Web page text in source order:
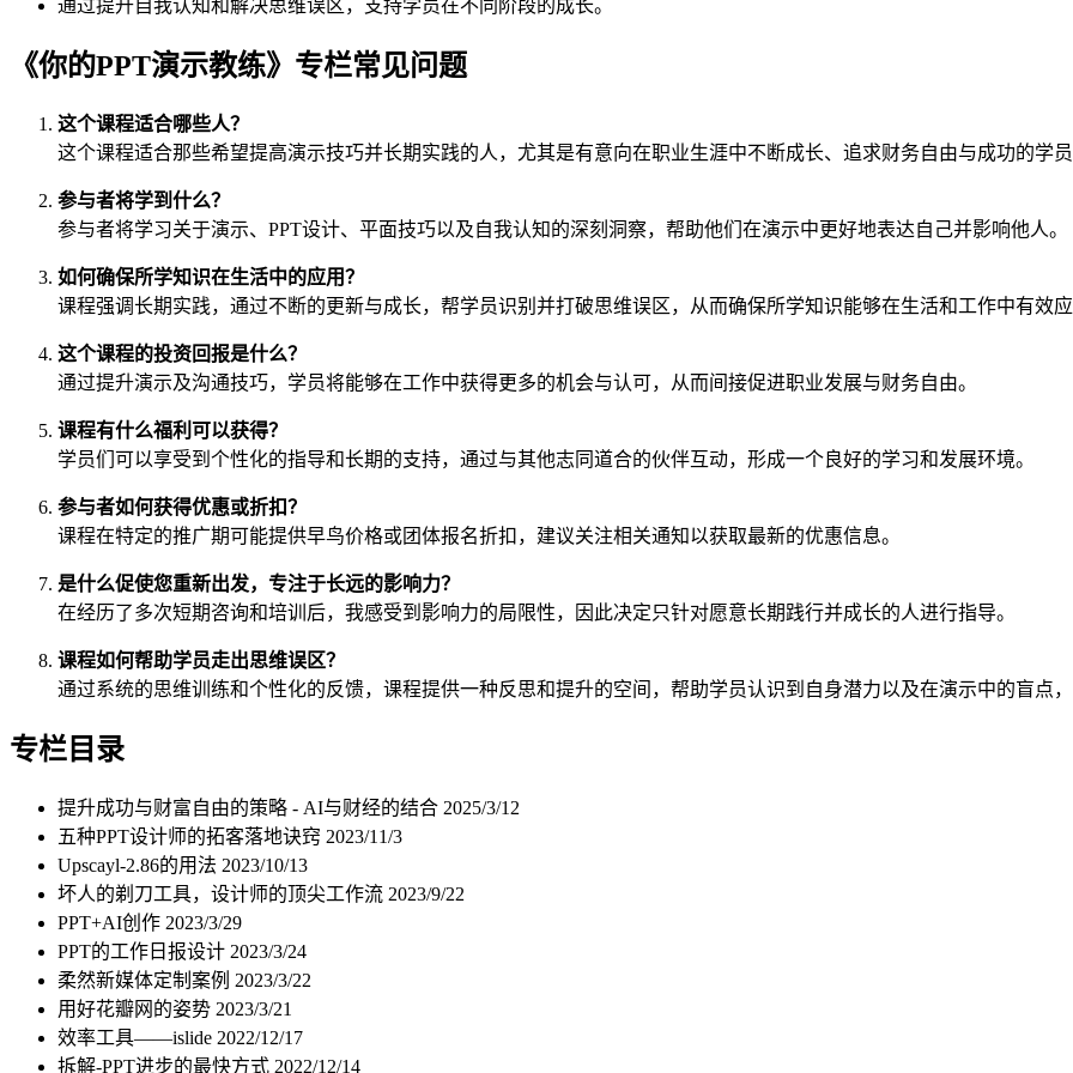
通过提升自我认知和解决思维误区，支持学员在不同阶段的成长。
《你的PPT演示教练》专栏常见问题
这个课程适合哪些人？
这个课程适合那些希望提高演示技巧并长期实践的人，尤其是有意向在职业生涯中不断成长、追求财务自由与成功的学
参与者将学到什么？
参与者将学习关于演示、PPT设计、平面技巧以及自我认知的深刻洞察，帮助他们在演示中更好地表达自己并影响他人。
如何确保所学知识在生活中的应用？
课程强调长期实践，通过不断的更新与成长，帮学员识别并打破思维误区，从而确保所学知识能够在生活和工作中有效
这个课程的投资回报是什么？
通过提升演示及沟通技巧，学员将能够在工作中获得更多的机会与认可，从而间接促进职业发展与财务自由。
课程有什么福利可以获得？
学员们可以享受到个性化的指导和长期的支持，通过与其他志同道合的伙伴互动，形成一个良好的学习和发展环境。
参与者如何获得优惠或折扣？
课程在特定的推广期可能提供早鸟价格或团体报名折扣，建议关注相关通知以获取最新的优惠信息。
是什么促使您重新出发，专注于长远的影响力？
在经历了多次短期咨询和培训后，我感受到影响力的局限性，因此决定只针对愿意长期践行并成长的人进行指导。
课程如何帮助学员走出思维误区？
通过系统的思维训练和个性化的反馈，课程提供一种反思和提升的空间，帮助学员认识到自身潜力以及在演示中的盲点
专栏目录
提升成功与财富自由的策略 - AI与财经的结合 2025/3/12
五种PPT设计师的拓客落地诀窍 2023/11/3
Upscayl-2.86的用法 2023/10/13
坏人的剃刀工具，设计师的顶尖工作流 2023/9/22
PPT+AI创作 2023/3/29
PPT的工作日报设计 2023/3/24
柔然新媒体定制案例 2023/3/22
用好花瓣网的姿势 2023/3/21
效率工具——islide 2022/12/17
拆解-PPT进步的最快方式 2022/12/14